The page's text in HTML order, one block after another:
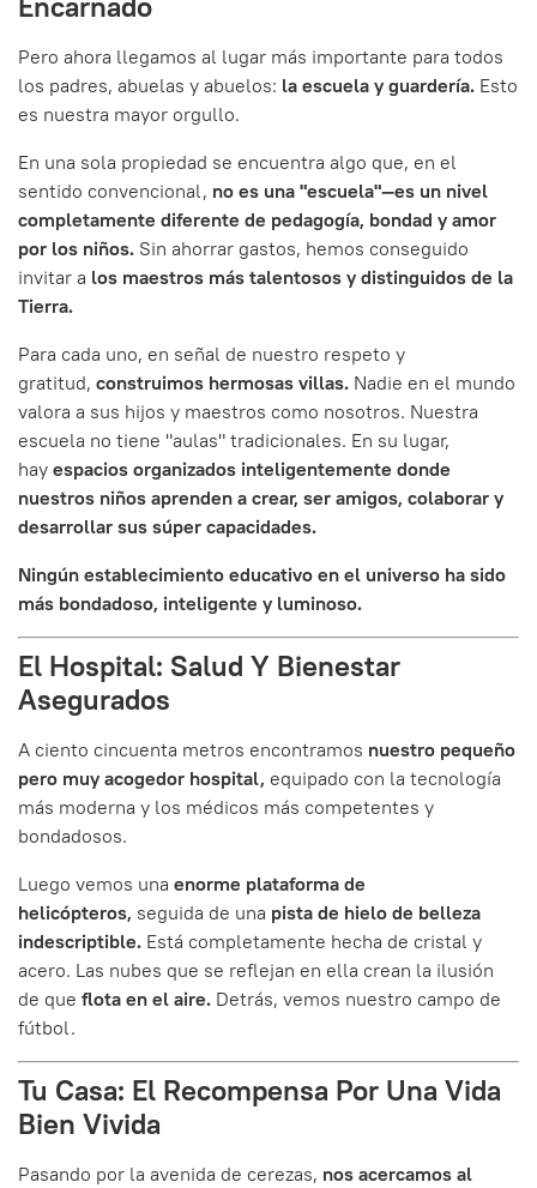
Pero ahora llegamos al lugar más importante para todos
los padres, abuelas y abuelos: la escuela y guardería. Esto
es nuestra mayor orgullo.
En una sola propiedad se encuentra algo que, en el
sentido convencional, no es una "escuela"—es un nivel
completamente diferente de pedagogía, bondad y amor
por los niños. Sin ahorrar gastos, hemos conseguido
invitar a los maestros más talentosos y distinguidos de la
Tierra.
Para cada uno, en señal de nuestro respeto y
gratitud, construimos hermosas villas. Nadie en el mundo
valora a sus hijos y maestros como nosotros. Nuestra
escuela no tiene "aulas" tradicionales. En su lugar,
hay espacios organizados inteligentemente donde
nuestros niños aprenden a crear, ser amigos, colaborar y
desarrollar sus súper capacidades.
Ningún establecimiento educativo en el universo ha sido
más bondadoso, inteligente y luminoso.
El Hospital: Salud Y Bienestar
Asegurados
A ciento cincuenta metros encontramos nuestro pequeño
pero muy acogedor hospital, equipado con la tecnología
más moderna y los médicos más competentes y
bondadosos.
Luego vemos una enorme plataforma de
helicópteros, seguida de una pista de hielo de belleza
indescriptible. Está completamente hecha de cristal y
acero. Las nubes que se reflejan en ella crean la ilusión
de que flota en el aire. Detrás, vemos nuestro campo de
fútbol.
Tu Casa: El Recompensa Por Una Vida
Bien Vivida
Pasando por la avenida de cerezas, nos acercamos al